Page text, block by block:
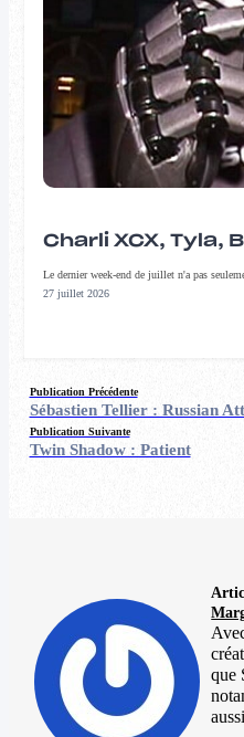
Charli XCX, Tyla,
Le dernier week-end de juillet n'a pas
27 juillet 2026
Publication Précédente
Sébastien Tellier : Russian
Publication Suivante
Twin Shadow : Patient
que